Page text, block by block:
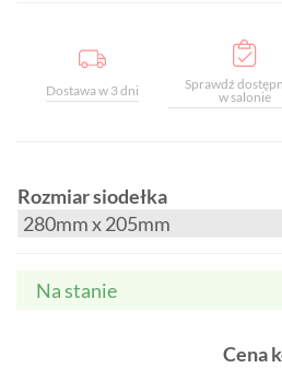
Dostawa w 3 dni
Sprawdź
w salonie
Rozmiar siodełka
Na stanie
Cena